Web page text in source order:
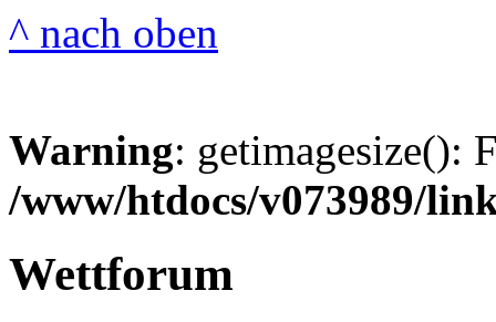
^ nach oben
Warning: getimagesize():
/www/htdocs/v073989/
Wettforum